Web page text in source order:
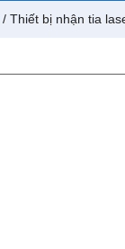
/ Thiết bị nhận tia